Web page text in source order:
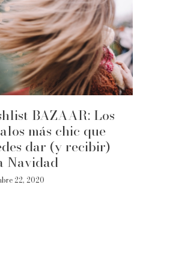
BAZAAR: Los
más chic que
dar (y recibir)
Navidad
22, 2020